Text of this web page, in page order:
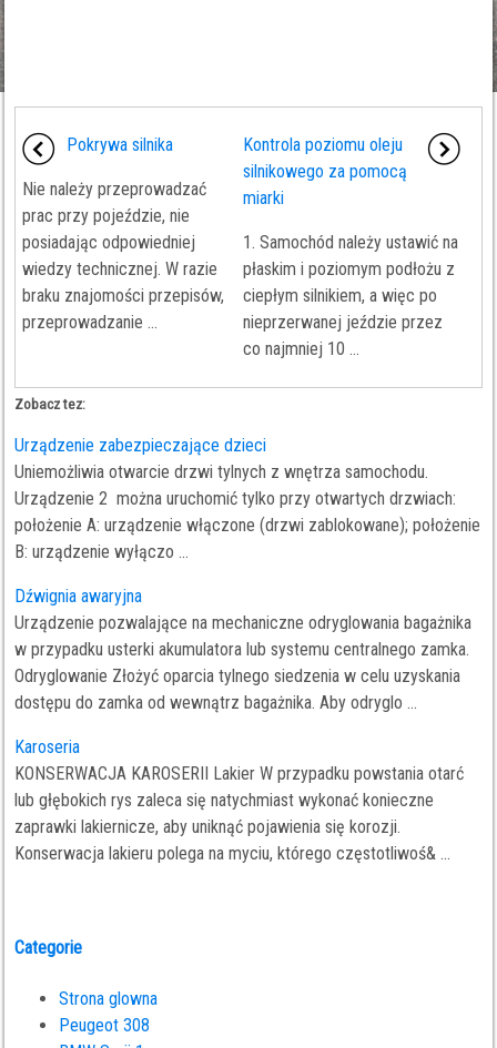
Pokrywa silnika
Nie należy przeprowadzać
prac przy pojeździe, nie
posiadając odpowiedniej
wiedzy technicznej. W razie
braku znajomości przepisów,
przeprowadzanie ...
Kontrola poziomu oleju
silnikowego za pomocą
miarki
1. Samochód należy ustawić na
płaskim i poziomym podłożu z
ciepłym silnikiem, a więc po
nieprzerwanej jeździe przez
co najmniej 10 ...
Zobacz tez:
Urządzenie zabezpieczające dzieci
Uniemożliwia otwarcie drzwi tylnych z wnętrza samochodu.
Urządzenie 2 można uruchomić tylko przy otwartych drzwiach:
położenie A: urządzenie włączone (drzwi zablokowane); położenie
B: urządzenie wyłączo ...
Dźwignia awaryjna
Urządzenie pozwalające na mechaniczne odryglowania bagażnika
w przypadku usterki akumulatora lub systemu centralnego zamka.
Odryglowanie Złożyć oparcia tylnego siedzenia w celu uzyskania
dostępu do zamka od wewnątrz bagażnika. Aby odryglo ...
Karoseria
KONSERWACJA KAROSERII Lakier W przypadku powstania otarć
lub głębokich rys zaleca się natychmiast wykonać konieczne
zaprawki lakiernicze, aby uniknąć pojawienia się korozji.
Konserwacja lakieru polega na myciu, którego częstotliwoś& ...
Categorie
Strona glowna
Peugeot 308